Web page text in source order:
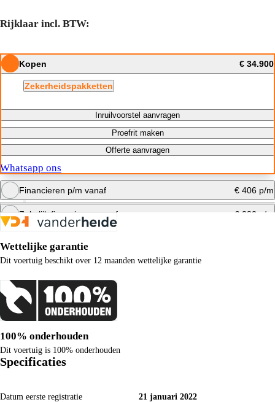
Rijklaar incl. BTW:
Kopen € 34.900
Zekerheidspakketten
Inruilvoorstel aanvragen
Proefrit maken
Offerte aanvragen
Whatsapp ons
Financieren p/m vanaf € 406 p/m
Bereken maandbedrag
Zakelijk financieren vanaf € 382 p/m
Wettelijke garantie
Dit voertuig beschikt over 12 maanden wettelijke garantie
100% onderhouden
Dit voertuig is 100% onderhouden
Specificaties
Datum eerste registratie
21 januari 2022